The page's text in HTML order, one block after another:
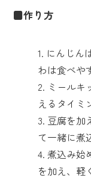
■作り方
にんじん
わは食べや
ミールキ
えるタイミ
豆腐を加
て一緒に煮
煮込み始
を加え、軽